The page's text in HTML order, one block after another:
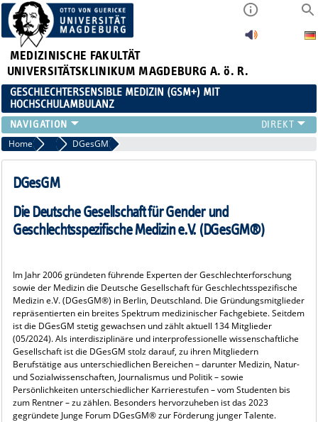
MEDIZINISCHE FAKULTÄT
UNIVERSITÄTSKLINIKUM MAGDEBURG A. ö. R.
GESCHLECHTERSENSIBLE MEDIZIN (GSM+) MIT
HOCHSCHULAMBULANZ
TEAM
HOCHSCHULAMBULANZ
ZUWEISENDE
LEHRE
KARRIERE
Home Kooperationen
DGesGM
DGesGM
Die Deutsche Gesellschaft für Gender und
Geschlechtsspezifische Medizin e.V. (DGesGM®)
Im Jahr 2006 gründeten führende Experten der Geschlechterforschung
sowie der Medizin die Deutsche Gesellschaft für Geschlechtsspezifische
Medizin e.V. (DGesGM®) in Berlin, Deutschland. Die Gründungsmitglieder
repräsentierten ein breites Spektrum medizinischer Fachgebiete. Seitdem
ist die DGesGM stetig gewachsen und zählt aktuell 134 Mitglieder
(05/2024). Als interdisziplinäre und interprofessionelle wissenschaftliche
Gesellschaft ist die DGesGM stolz darauf, zu ihren Mitgliedern
Berufstätige aus unterschiedlichen Bereichen – darunter Medizin, Natur-
und Sozialwissenschaften, Journalismus und Politik – sowie
Persönlichkeiten unterschiedlicher Karrierestufen – vom Studenten bis
zum Rentner – zu zählen. Besonders hervorzuheben ist das 2023
gegründete Junge Forum DGesGM® zur Förderung junger Talente.